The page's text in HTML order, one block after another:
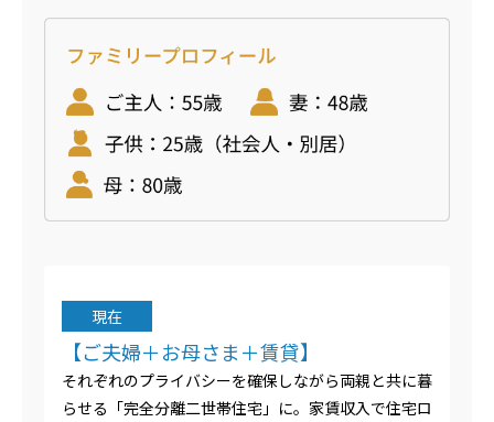
現在
【ご夫婦＋お母さま＋賃貸】
それぞれのプライバシーを確保しながら両親と共に暮
らせる「完全分離二世帯住宅」に。家賃収入で住宅ロ